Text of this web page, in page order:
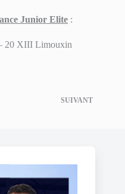
Junior Elite :
20 XIII Limouxin
SUIVANT